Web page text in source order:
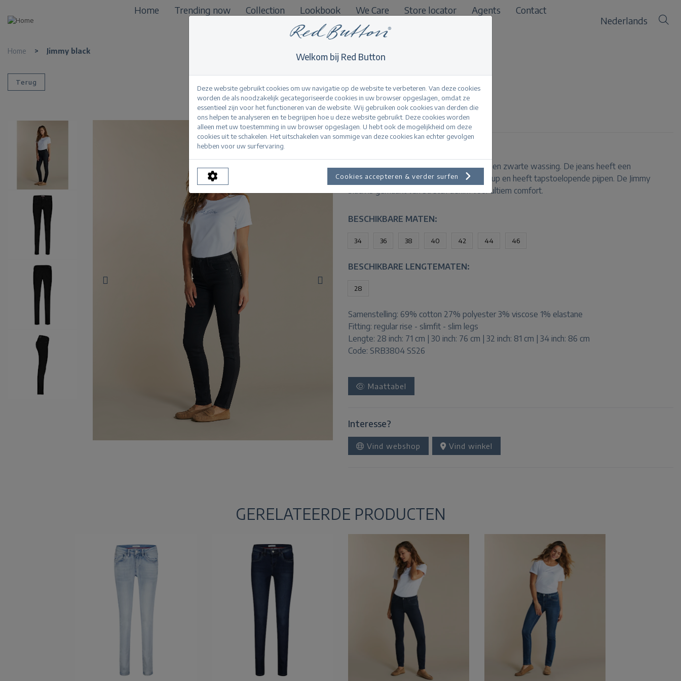
Home Trending now Collection Lookbook We Care Store locator Agents
Contact
B2B
Nederlands
Home > Jimmy black
Terug
Jimmy black
De Jimmy black is een slim fit jeans met een zwarte wassing. De jeans heeft een
middelhoge taille, is aansluitend op de heup en heeft tapstoelopende pijpen. De Jimmy
black is gemaakt van stretch denim voor ultiem comfort.
BESCHIKBARE MATEN:
34 36 38 40 42 44 46
BESCHIKBARE LENGTEMATEN:
28
Samenstelling: 69% cotton 27% polyester 3% viscose 1% elastane
Fitting: regular rise - slimfit - slim legs
Lengte: 28 inch: 71 cm | 30 inch: 76 cm | 32 inch: 81 cm | 34 inch: 86 cm
Code: SRB3804 SS26
Maattabel
Interesse?
Vind webshop Vind winkel
GERELATEERDE PRODUCTEN
Welkom bij Red Button
Deze website gebruikt cookies om uw navigatie op de website te verbeteren. Van deze cookies
worden de als noodzakelijk gecategoriseerde cookies in uw browser opgeslagen, omdat ze
essentieel zijn voor het functioneren van de website. Wij gebruiken ook cookies van derden die
ons helpen te analyseren en te begrijpen hoe u deze website gebruikt. Deze cookies worden
alleen met uw toestemming in uw browser opgeslagen. U hebt ook de mogelijkheid om deze
cookies uit te schakelen. Het uitschakelen van sommige van deze cookies kan echter gevolgen
hebben voor uw surfervaring.
Cookies accepteren & verder surfen